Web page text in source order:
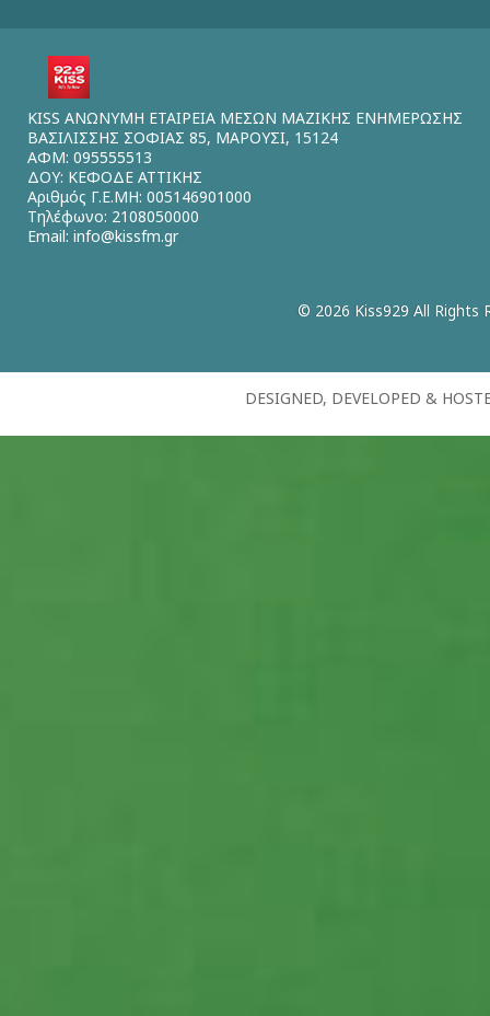
KISS ΑΝΩΝΥΜΗ ΕΤΑΙΡΕΙΑ ΜΕΣΩΝ ΜΑΖΙΚΗΣ ΕΝΗΜΕΡΩΣΗΣ
ΒΑΣΙΛΙΣΣΗΣ ΣΟΦΙΑΣ 85, ΜΑΡΟΥΣΙ, 15124
ΑΦΜ: 095555513
ΔΟΥ: ΚΕΦΟΔΕ ΑΤΤΙΚΗΣ
Αριθμός Γ.Ε.ΜΗ: 005146901000
Τηλέφωνο: 2108050000
Email: info@kissfm.gr
© 2026 Kiss929 All Rights
DESIGNED, DEVELOPED &